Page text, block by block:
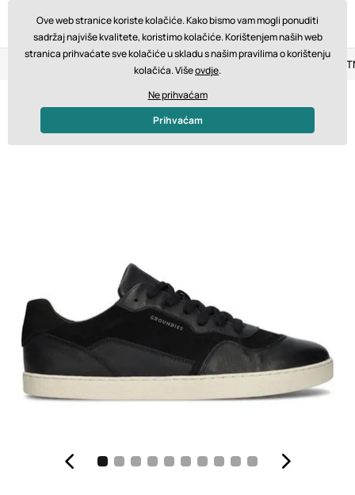
Povrat u roku od 14 dana Brza dostava od 200 €
Ove web stranice koriste kolačiće. Kako bismo vam mogli ponuditi
sadržaj najviše kvalitete, koristimo kolačiće. Korištenjem naših web
stranica prihvaćate sve kolačiće u skladu s našim pravilima o korištenju
kolačića. Višeovdje.
Ne prihvaćam
Prihvaćam